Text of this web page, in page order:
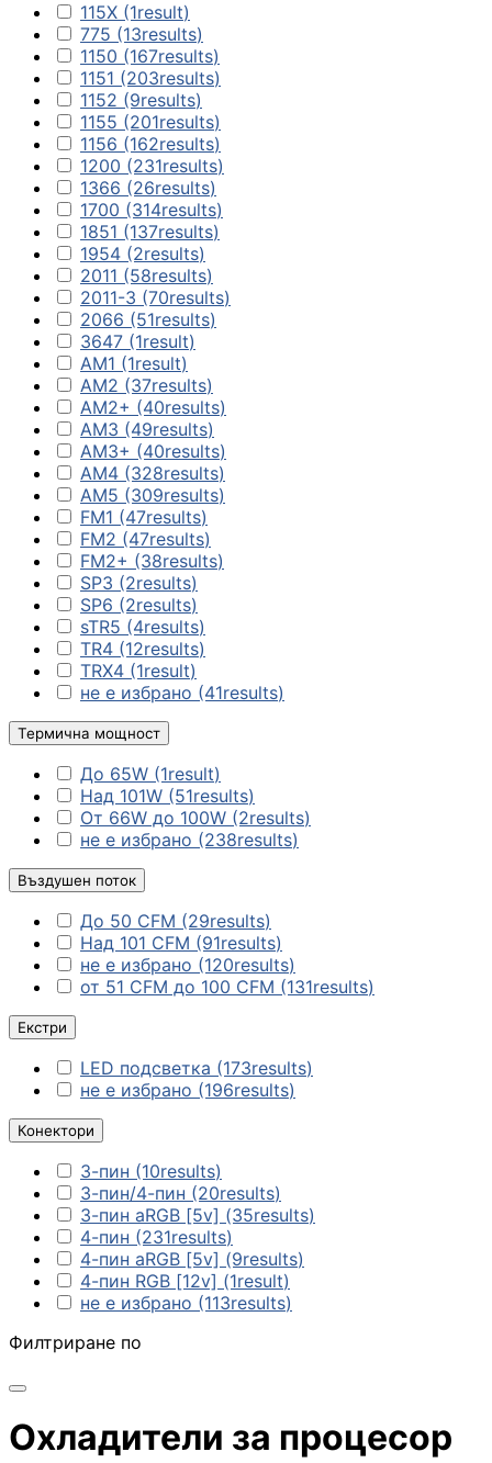
компютър
Геймърски
клавиатури
115X (1result)
775 (13results)
1150 (167results)
1151 (203results)
1152 (9results)
1155 (201results)
1156 (162results)
1200 (231results)
1366 (26results)
1700 (314results)
1851 (137results)
1954 (2results)
2011 (58results)
2011-3 (70results)
2066 (51results)
3647 (1result)
AM1 (1result)
AM2 (37results)
AM2+ (40results)
AM3 (49results)
AM3+ (40results)
AM4 (328results)
AM5 (309results)
FM1 (47results)
FM2 (47results)
FM2+ (38results)
SP3 (2results)
SP6 (2results)
sTR5 (4results)
TR4 (12results)
TRX4 (1result)
не е избрано (41results)
Термична мощност
До 65W (1result)
Над 101W (51results)
От 66W до 100W (2results)
не е избрано (238results)
Въздушен поток
До 50 CFM (29results)
Над 101 CFM (91results)
не е избрано (120results)
от 51 CFM до 100 CFM (131results)
Екстри
LED подсветка (173results)
не е избрано (196results)
Конектори
3-пин (10results)
3-пин/4-пин (20results)
3-пин aRGB [5v] (35results)
4-пин (231results)
4-пин aRGB [5v] (9results)
4-пин RGB [12v] (1result)
не е избрано (113results)
Филтриране по
Охладители за процесор